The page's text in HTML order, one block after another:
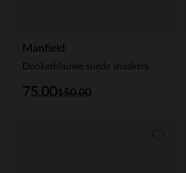
Manfield
Donkerblauwe suède sneakers
150.00
75.00